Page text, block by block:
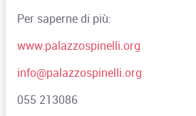
Per saperne di più:
www.palazzospinelli.org
info@palazzospinelli.org
055 213086